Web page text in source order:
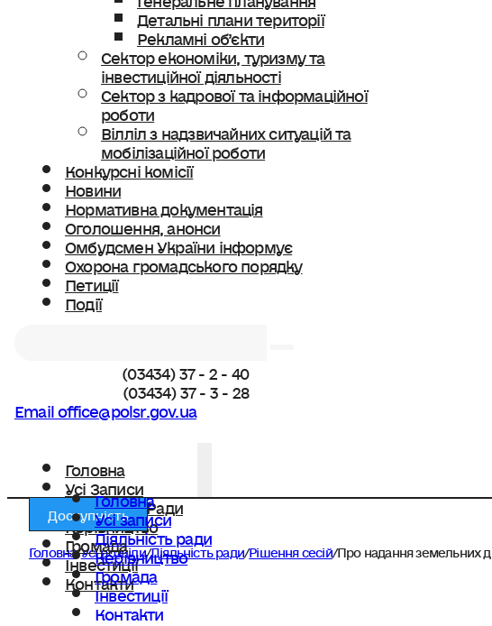
Детальні плани території
Рекламні об’єкти
Сектор економіки, туризму та
інвестиційної діяльності
Сектор з кадрової та інформаційної
роботи
Вілліл з надзвичайних ситуацій та
мобілізаційної роботи
Конкурсні комісії
Новини
Нормативна документація
Оголошення, анонси
Омбудсмен України інформує
Охорона громадського порядку
Петиції
Події
(03434) 37 - 2 - 40
(03434) 37 - 3 - 28
Email office@polsr.gov.ua
Головна
Усі Записи
Діяльність Ради
Керівництво
Громада
Інвестиції
Контакти
Головна
Усі записи
Діяльність ради
Керівництво
Громада
Інвестиції
Контакти
Доступність
Головна/Усі розділи/Діяльність ради/Рішення сесій/Про надання земельних